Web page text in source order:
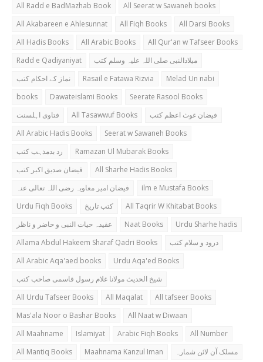
All Radd e BadMazhab Book
All Seerat w Sawaneh books
All Akabareen e Ahlesunnat
All Fiqh Books
All Darsi Books
All Hadis Books
All Arabic Books
All Qur'an w Tafseer Books
Radd e Qadiyaniyat
میلادالنبی صلی اللہ علیہ وسلم کتب
نماز کے احکام کتب
Rasail e Fatawa Rizvia
Melad Un nabi
books
Dawateislami Books
Seerate Rasool Books
فتاوی اہلسنت
All Tasawwuf Books
فیضان غوث اعظم کتب
All Arabic Hadis Books
Seerat w Sawaneh Books
رد بدمذہب کتب
Ramazan Ul Mubarak Books
فیضان صدیق اکبر کتب
All Sharhe Hadis Books
فیضان امیر معاویہ رضی اللہ تعالی عنہ
ilm e Mustafa Books
Urdu Fiqh Books
کتب تاریخ
All Taqrir W Khitabat Books
عقیدہ حیات النبی و حاضر و ناظر
Naat Books
Urdu Sharhe hadis
Allama Abdul Hakeem Sharaf Qadri Books
درود و سلام کتب
All Arabic Aqa'aed books
Urdu Aqa'ed Books
شیخ الحدیث مولانا غلام رسول قاسمی صاحب کتب
All Urdu Tafseer Books
All Maqalat
All tafseer Books
Mas'ala Noor o Bashar Books
All Naat w Diwaan
All Maahname
Islamiyat Arabic Fiqh Books
All Number
All Mantiq Books
Maahnama Kanzul Iman
مسلک آن لائن شمارہ